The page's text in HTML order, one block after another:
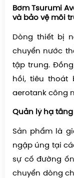
Bơm Tsurumi
và bảo vệ môi
Dòng thiết bị
chuyển nước
tập trung.
hồi, tiêu thoát
aerotank công
Quản lý hạ
Sản phẩm là
ngập úng tại
sự cố đường
chuyển dòng